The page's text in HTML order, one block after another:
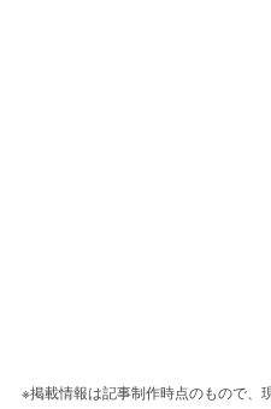
※掲載情報は記事制作時点のもので、